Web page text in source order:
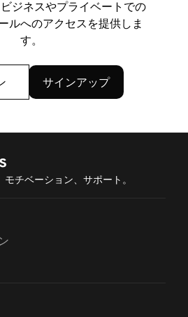
ジネスやプライベートでの
ルへのアクセスを提供しま
す。
サインアップ
チベーション、サポート。